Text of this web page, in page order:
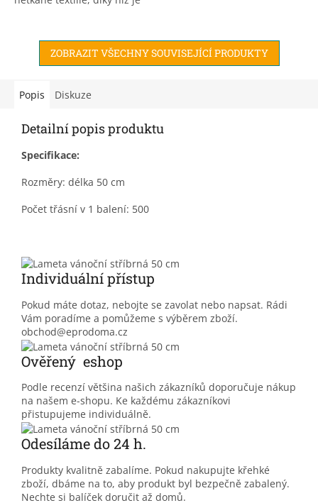
perforaci. Určitě bude...
ZOBRAZIT VŠECHNY SOUVISEJÍCÍ PRODUKTY
Popis Diskuze
Detailní popis produktu
Specifikace:
Rozměry: délka 50 cm
Počet třásní v 1 balení: 500
Individuální přístup
Pokud máte dotaz, nebojte se zavolat nebo napsat. Rádi
Vám poradíme a pomůžeme s výběrem zboží.
obchod@eprodoma.cz
Ověřený eshop
Podle recenzí většina našich zákazníků doporučuje nákup
na našem e-shopu. Ke každému zákazníkovi
přistupujeme individuálně.
Odesíláme do 24 h.
Produkty kvalitně zabalíme. Pokud nakupujte křehké
zboží, dbáme na to, aby produkt byl bezpečně zabalený.
Nechte si balíček doručit až domů.